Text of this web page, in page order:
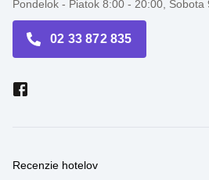
Callcentrum
Pondelok - Piatok 8:00 - 20:00, Sobota